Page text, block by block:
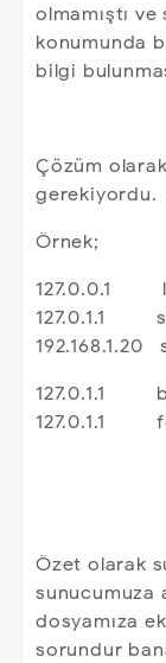
olmamıştı
konumunda
bilgi
Çözüm
gerekiyordu.
Örnek;
127.0.0.1
127.0.1.1
127.0.1.1
127.0.1.1
Özet olarak
sunucumuza
dosyamıza
sorundur